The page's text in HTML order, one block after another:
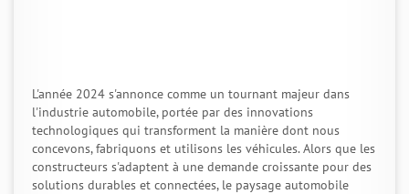
L'année 2024 s'annonce comme un tournant majeur dans
l'industrie automobile, portée par des innovations
technologiques qui transforment la manière dont nous
concevons, fabriquons et utilisons les véhicules. Alors que les
constructeurs s'adaptent à une demande croissante pour des
solutions durables et connectées, le paysage automobile